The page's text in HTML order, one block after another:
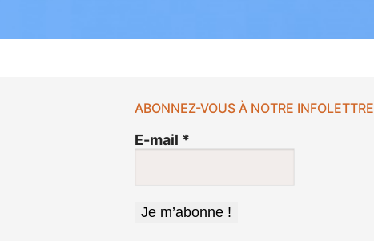
ABONNEZ-VOUS À NOTRE INFOLETTRE
E-mail *